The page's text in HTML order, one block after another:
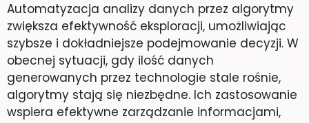
Automatyzacja analizy danych przez algorytmy
zwiększa efektywność eksploracji, umożliwiając
szybsze i dokładniejsze podejmowanie decyzji. W
obecnej sytuacji, gdy ilość danych
generowanych przez technologie stale rośnie,
algorytmy stają się niezbędne. Ich zastosowanie
wspiera efektywne zarządzanie informacjami,